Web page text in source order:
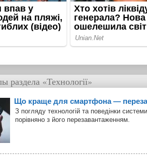
раздела «Технології»
Що краще для смартфона —
З погляду технологій та поведінки
порівняно з його перезавантаженням.